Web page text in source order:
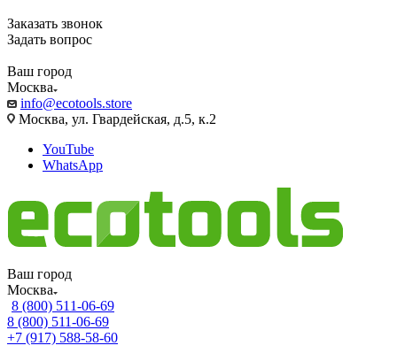
Заказать звонок
Задать вопрос
Ваш город
Москва
info@ecotools.store
Москва, ул. Гвардейская, д.5, к.2
YouTube
WhatsApp
Ваш город
Москва
8 (800) 511-06-69
8 (800) 511-06-69
+7 (917) 588-58-60